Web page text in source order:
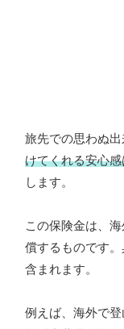
旅先での思わぬ
けてくれる安心
します。
この保険金は、
償するものです。
含まれます。
例えば、海外で